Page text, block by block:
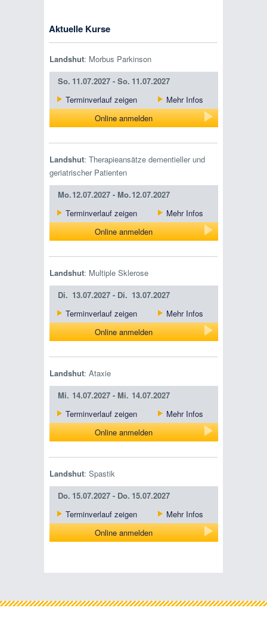
Aktuelle Kurse
Landshut: Morbus Parkinson
So. 11.07.2027 - So. 11.07.2027
Terminverlauf zeigen
Mehr Infos
Online anmelden
Landshut: Therapieansätze dementieller und
geriatrischer Patienten
Mo.12.07.2027 - Mo.12.07.2027
Terminverlauf zeigen
Mehr Infos
Online anmelden
Landshut: Multiple Sklerose
Di. 13.07.2027 - Di. 13.07.2027
Terminverlauf zeigen
Mehr Infos
Online anmelden
Landshut: Ataxie
Mi. 14.07.2027 - Mi. 14.07.2027
Terminverlauf zeigen
Mehr Infos
Online anmelden
Landshut: Spastik
Do. 15.07.2027 - Do. 15.07.2027
Terminverlauf zeigen
Mehr Infos
Online anmelden